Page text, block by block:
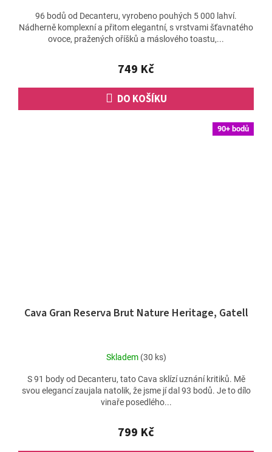
749 Kč
DO KOŠÍKU
96 bodů od Decanteru, vyrobeno pouhých 5 000 lahví.
Nádherně komplexní a přitom elegantní, s vrstvami šťavnatého
ovoce, pražených oříšků a máslového toastu,...
90+ bodů
Cava Gran Reserva Brut Nature Heritage, Gatell
Skladem (30 ks)
799 Kč
S 91 body od Decanteru, tato Cava sklízí uznání kritiků. Mě
svou elegancí zaujala natolik, že jsme jí dal 93 bodů. Je to dílo
vinaře posedlého...